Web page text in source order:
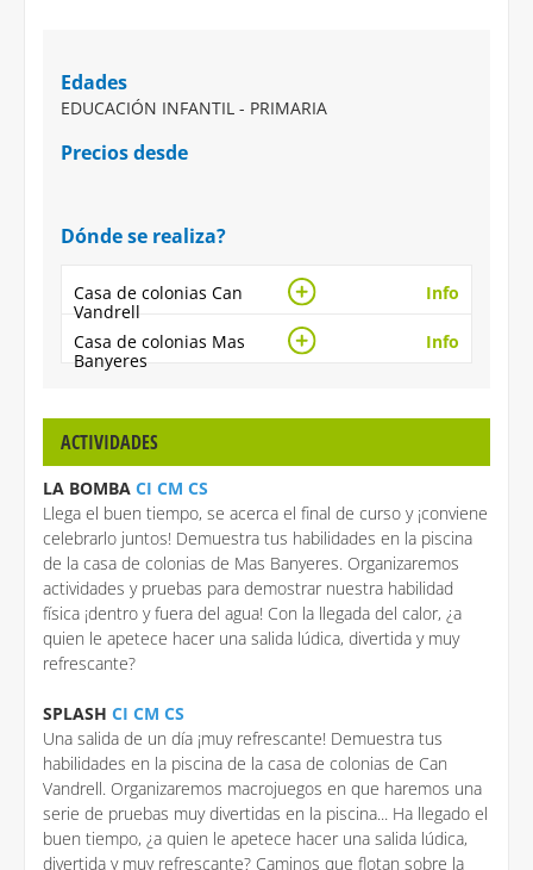
Edades
EDUCACIÓN INFANTIL - PRIMARIA
Precios desde
Dónde se realiza?
Casa de colonias Can
Vandrell
Info
Casa de colonias Mas
Banyeres
Info
ACTIVIDADES
LA BOMBA CI CM CS
Llega el buen tiempo, se acerca el final de curso y ¡conviene
celebrarlo juntos! Demuestra tus habilidades en la piscina
de la casa de colonias de Mas Banyeres. Organizaremos
actividades y pruebas para demostrar nuestra habilidad
física ¡dentro y fuera del agua! Con la llegada del calor, ¿a
quien le apetece hacer una salida lúdica, divertida y muy
refrescante?
SPLASH CI CM CS
Una salida de un día ¡muy refrescante! Demuestra tus
habilidades en la piscina de la casa de colonias de Can
Vandrell. Organizaremos macrojuegos en que haremos una
serie de pruebas muy divertidas en la piscina... Ha llegado el
buen tiempo, ¿a quien le apetece hacer una salida lúdica,
divertida y muy refrescante? Caminos que flotan sobre la